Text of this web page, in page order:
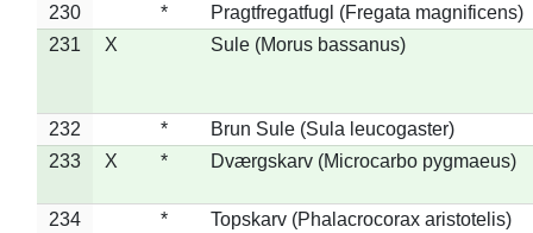
230
*
Pragtfregatfugl (Fregata magnificens)
231
X Sule (Morus bassanus)
232 *
Brun Sule (Sula leucogaster)
233
X * Dværgskarv (Microcarbo pygmaeus)
234 *
Topskarv (Phalacrocorax aristotelis)